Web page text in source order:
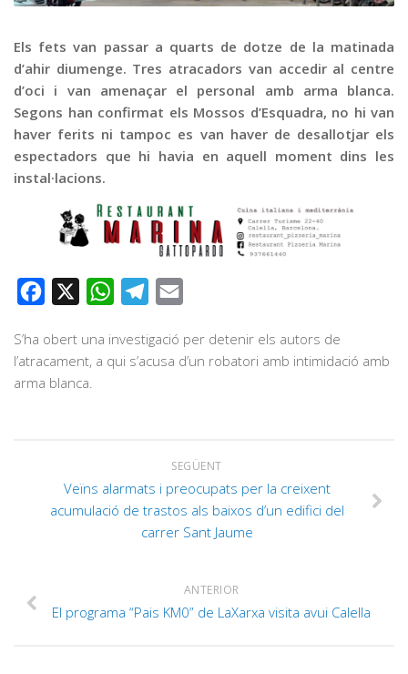
Contacte
Els fets van passar a quarts de dotze de la matinada
d’ahir diumenge. Tres atracadors van accedir al centre
d’oci i van amenaçar el personal amb arma blanca.
Segons han confirmat els Mossos d’Esquadra, no hi van
haver ferits ni tampoc es van haver de desallotjar els
espectadors que hi havia en aquell moment dins les
instal·lacions.
Facebook WhatsAppTelegram
S’ha obert una investigació per detenir els autors de
l’atracament, a qui s’acusa d’un robatori amb intimidació amb
arma blanca.
SEGÜENT
Veïns alarmats i preocupats per la creixent
acumulació de trastos als baixos d’un edifici del
carrer Sant Jaume
ANTERIOR
El programa “Pais KM0” de LaXarxa visita avui Calella